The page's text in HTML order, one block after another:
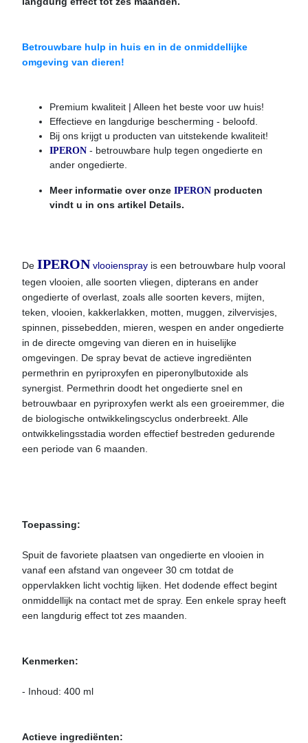
Betrouwbare hulp in huis en in de onmiddellijke
omgeving van dieren!
Premium kwaliteit | Alleen het beste voor uw huis!
Effectieve en langdurige bescherming - beloofd.
Bij ons krijgt u producten van uitstekende kwaliteit!
IPERON - betrouwbare hulp tegen ongedierte en
ander ongedierte.
Meer informatie over onze IPERON producten
vindt u in ons artikel Details.
De IPERON vlooienspray is een betrouwbare hulp vooral
tegen vlooien, alle soorten vliegen, dipterans en ander
ongedierte of overlast, zoals alle soorten kevers, mijten,
teken, vlooien, kakkerlakken, motten, muggen, zilvervisjes,
spinnen, pissebedden, mieren, wespen en ander ongedierte
in de directe omgeving van dieren en in huiselijke
omgevingen. De spray bevat de actieve ingrediënten
permethrin en pyriproxyfen en piperonylbutoxide als
synergist. Permethrin doodt het ongedierte snel en
betrouwbaar en pyriproxyfen werkt als een groeiremmer, die
de biologische ontwikkelingscyclus onderbreekt. Alle
ontwikkelingsstadia worden effectief bestreden gedurende
een periode van 6 maanden.
Toepassing:
Spuit de favoriete plaatsen van ongedierte en vlooien in
vanaf een afstand van ongeveer 30 cm totdat de
oppervlakken licht vochtig lijken. Het dodende effect begint
onmiddellijk na contact met de spray. Een enkele spray heeft
een langdurig effect tot zes maanden.
Kenmerken:
- Inhoud: 400 ml
Actieve ingrediënten: